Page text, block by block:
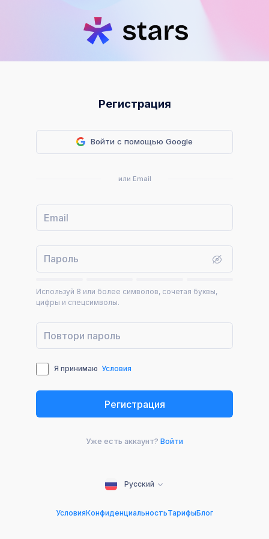
Регистрация
Войти с помощью Google
или Email
Используй 8 или более символов, сочетая буквы,
цифры и спецсимволы.
Я принимаю Условия
Уже есть аккаунт? Войти
Русский
УсловияКонфиденциальностьТарифыБлог